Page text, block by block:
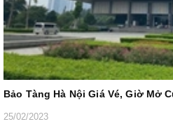
Bảo Tàng Hà Nội Giá Vé, Giờ Mở
25/02/2023